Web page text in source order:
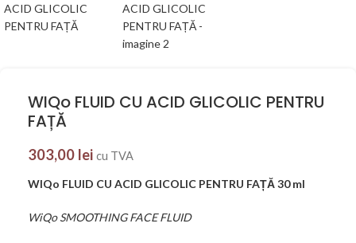
WIQo FLUID CU ACID GLICOLIC PENTRU
FAȚĂ
303,00 lei cu TVA
WIQo FLUID CU ACID GLICOLIC PENTRU FAȚĂ 30 ml
WiQo SMOOTHING FACE FLUID